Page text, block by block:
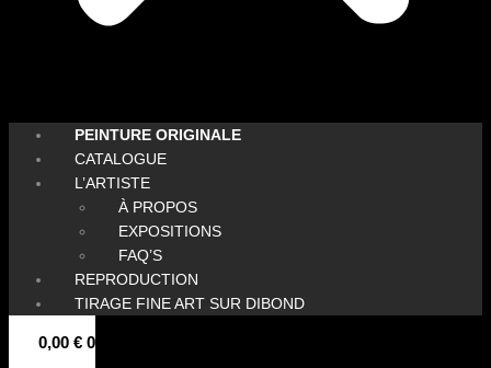
PEINTURE ORIGINALE
CATALOGUE
L’ARTISTE
À PROPOS
EXPOSITIONS
FAQ’S
REPRODUCTION
TIRAGE FINE ART SUR DIBOND
0,00 € 0